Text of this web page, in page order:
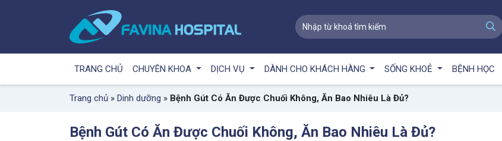
TRANG CHỦ CHUYÊN KHOA DỊCH VỤ DÀNH CHO KHÁCH HÀNG SỐNG KHOẺ BỆNH HỌC
Trang chủ » Dinh dưỡng » Bệnh Gút Có Ăn Được Chuối Không, Ăn Bao Nhiêu Là Đủ?
Bệnh Gút Có Ăn Được Chuối Không, Ăn Bao Nhiêu Là Đủ?